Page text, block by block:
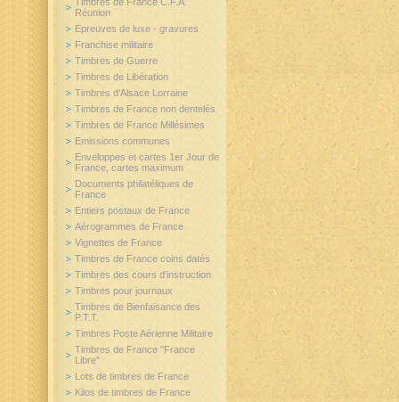
Réunion
Epreuves de luxe - gravures
Franchise militaire
Timbres de Guerre
Timbres de Libération
Timbres d'Alsace Lorraine
Timbres de France non dentelés
Timbres de France Millésimes
Emissions communes
Enveloppes et cartes 1er Jour de
France, cartes maximum
Documents philatéliques de
France
Entiers postaux de France
Aérogrammes de France
Vignettes de France
Timbres de France coins datés
Timbres des cours d'instruction
Timbres pour journaux
Timbres de Bienfaisance des
P.T.T.
Timbres Poste Aérienne Militaire
Timbres de France "France
Libre"
Lots de timbres de France
Kilos de timbres de France